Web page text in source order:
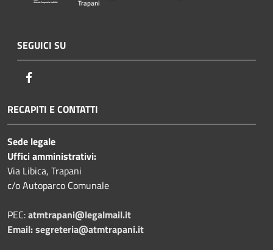
Trapani
SEGUICI SU
RECAPITI E CONTATTI
Sede legale
Uffici amministrativi:
Via Libica, Trapani
c/o Autoparco Comunale
PEC:atmtrapani@legalmail.it
Email:segreteria@atmtrapani.it